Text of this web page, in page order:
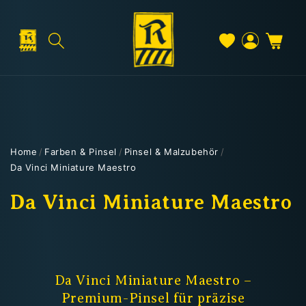
Inhalt
Warenkorb
Home / Farben & Pinsel / Pinsel & Malzubehör /
Da Vinci Miniature Maestro
K
Da Vinci Miniature Maestro
Da Vinci Miniature Maestro –
Premium-Pinsel für präzise
Versand & Lieferung
Versandkosten
Österreich & EU: ab 200 €